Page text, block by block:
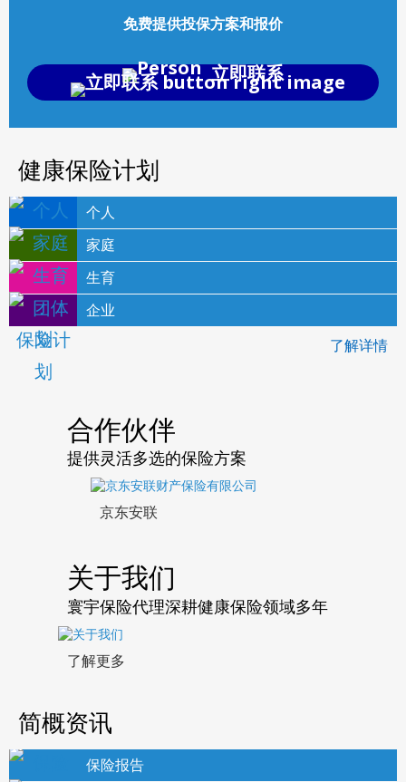
免费提供投保方案和报价
立即联系
健康保险计划
个人
家庭
生育
企业
了解详情
合作伙伴
提供灵活多选的保险方案
京东安联
关于我们
寰宇保险代理深耕健康保险领域多年
了解更多
简概资讯
保险报告